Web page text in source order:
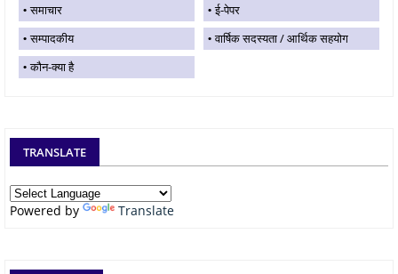
समाचार
ई-पेपर
सम्पादकीय
वार्षिक सदस्यता / आर्थिक सहयोग
कौन-क्या है
TRANSLATE
Powered by Translate